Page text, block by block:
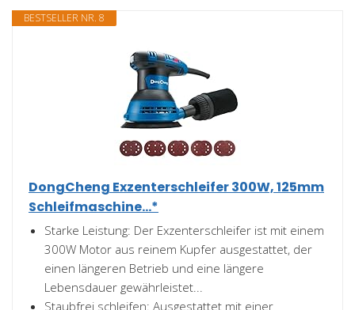
BESTSELLER NR. 8
DongCheng Exzenterschleifer 300W, 125mm
Schleifmaschine...*
Starke Leistung: Der Exzenterschleifer ist mit einem
300W Motor aus reinem Kupfer ausgestattet, der
einen längeren Betrieb und eine längere
Lebensdauer gewährleistet...
Staubfrei schleifen: Ausgestattet mit einer